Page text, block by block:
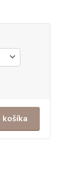
košíka